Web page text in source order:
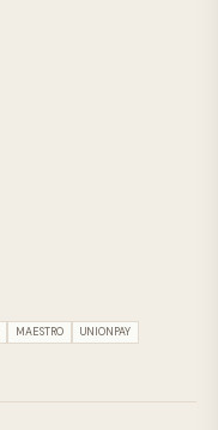
MAESTRO UNIONPAY